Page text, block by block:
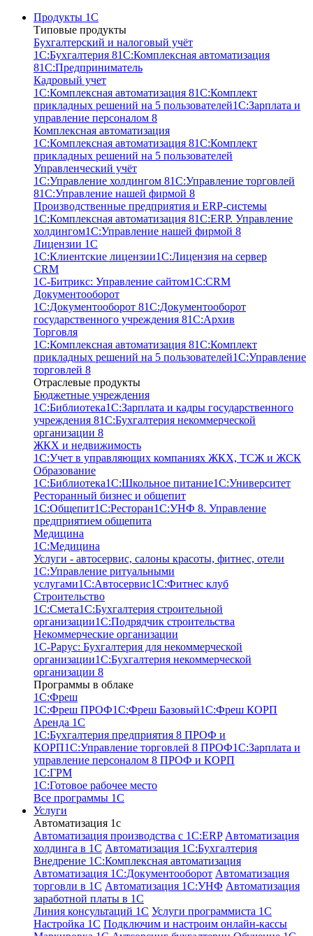
Продукты 1С
Типовые продукты
Бухгалтерский и налоговый учёт
1С:Бухгалтерия 81С:Комплексная автоматизация
81С:Предприниматель
Кадровый учет
1С:Комплексная автоматизация 81С:Комплект
прикладных решений на 5 пользователей1С:Зарплата и
управление персоналом 8
Комплексная автоматизация
1С:Комплексная автоматизация 81С:Комплект
прикладных решений на 5 пользователей
Управленческий учёт
1С:Управление холдингом 81С:Управление торговлей
81С:Управление нашей фирмой 8
Производственные предприятия и ERP-системы
1С:Комплексная автоматизация 81С:ERP. Управление
холдингом1С:Управление нашей фирмой 8
Лицензии 1С
1С:Клиентские лицензии1С:Лицензия на сервер
CRM
1С-Битрикс: Управление сайтом1С:CRM
Документооборот
1С:Документооборот 81С:Документооборот
государственного учреждения 81С:Архив
Торговля
1С:Комплексная автоматизация 81С:Комплект
прикладных решений на 5 пользователей1С:Управление
торговлей 8
Отраслевые продукты
Бюджетные учреждения
1С:Библиотека1С:Зарплата и кадры государственного
учреждения 81С:Бухгалтерия некоммерческой
организации 8
ЖКХ и недвижимость
1С:Учет в управляющих компаниях ЖКХ, ТСЖ и ЖСК
Образование
1С:Библиотека1С:Школьное питание1С:Университет
Ресторанный бизнес и общепит
1С:Общепит1С:Ресторан1С:УНФ 8. Управление
предприятием общепита
Медицина
1С:Медицина
Услуги - автосервис, cалоны красоты, фитнес, отели
1С:Управление ритуальными
услугами1С:Автосервис1С:Фитнес клуб
Строительство
1С:Смета1С:Бухгалтерия строительной
организации1С:Подрядчик строительства
Некоммерческие организации
1С-Рарус: Бухгалтерия для некоммерческой
организации1С:Бухгалтерия некоммерческой
организации 8
Программы в облаке
1C:Фреш
1C:Фреш ПРОФ1C:Фреш Базовый1C:Фреш КОРП
Аренда 1С
1С:Бухгалтерия предприятия 8 ПРОФ и
КОРП1С:Управление торговлей 8 ПРОФ1С:Зарплата и
управление персоналом 8 ПРОФ и КОРП
1С:ГРМ
1С:Готовое рабочее место
Все программы 1С
Услуги
Автоматизация 1с
Автоматизация производства с 1C:ERP Автоматизация
холдинга в 1С Автоматизация 1С:Бухгалтерия
Внедрение 1С:Комплексная автоматизация
Автоматизация 1С:Документооборот Автоматизация
торговли в 1С Автоматизация 1С:УНФ Автоматизация
заработной платы в 1С
Линия консультаций 1С Услуги программиста 1С
Настройка 1С Подключим и настроим онлайн-кассы